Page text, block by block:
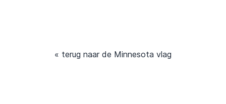
« terug naar de Minnesota vlag